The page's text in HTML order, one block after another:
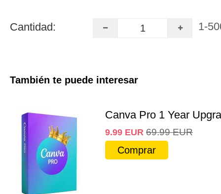
Cantidad: 1-
También te puede interesar
Canva Pro 1 Year
9.99 EUR 69.99 EUR
Comprar